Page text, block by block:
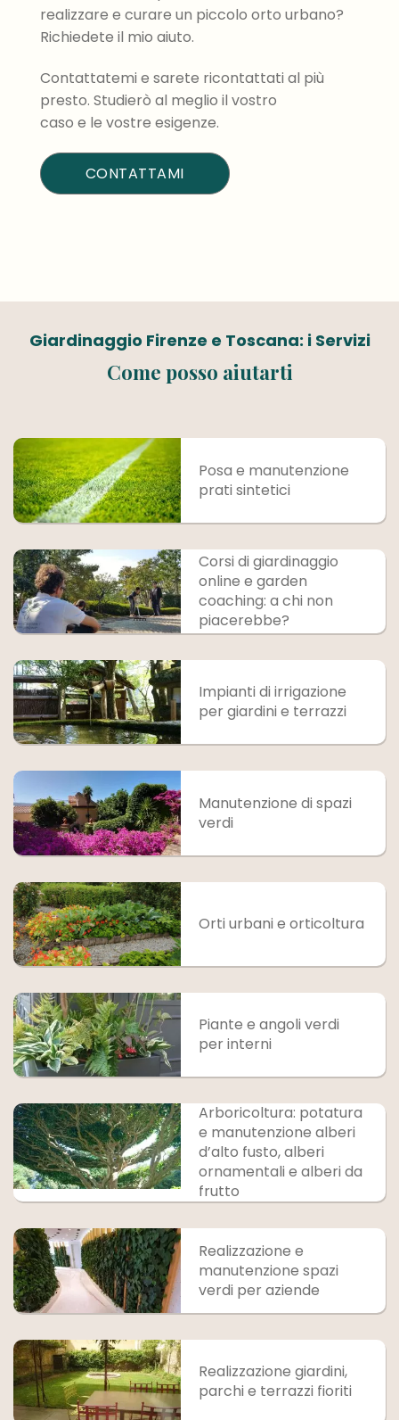
realizzare e curare un piccolo orto urbano?
Richiedete il mio aiuto.
Contattatemi e sarete ricontattati al più
presto. Studierò al meglio il vostro
caso e le vostre esigenze.
CONTATTAMI
Giardinaggio Firenze e Toscana: i Servizi
Come posso aiutarti
Posa e manutenzione
prati sintetici
Corsi di giardinaggio
online e garden
coaching: a chi non
piacerebbe?
Impianti di irrigazione
per giardini e terrazzi
Manutenzione di spazi
verdi
Orti urbani e orticoltura
Piante e angoli verdi
per interni
Arboricoltura: potatura
e manutenzione alberi
d’alto fusto, alberi
ornamentali e alberi da
frutto
Realizzazione e
manutenzione spazi
verdi per aziende
Realizzazione giardini,
parchi e terrazzi fioriti